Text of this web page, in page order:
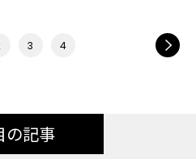
3 4
の記事